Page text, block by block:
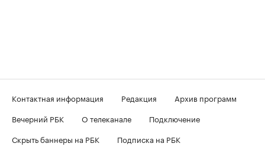
Контактная информация Редакция
Архив программ
Вечерний РБК
О телеканале
Подключение
Скрыть баннеры на РБК
Подписка на РБК